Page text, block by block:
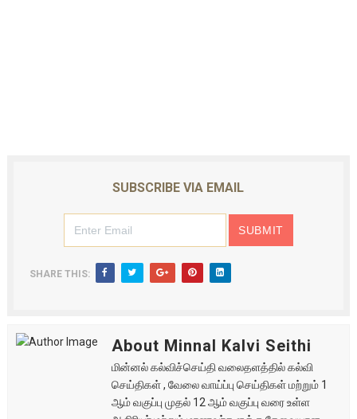
SUBSCRIBE VIA EMAIL
SHARE THIS:
About Minnal Kalvi Seithi
மின்னல் கல்விச்செய்தி வலைதளத்தில் கல்வி
செய்திகள் , வேலை வாய்ப்பு செய்திகள் மற்றும் 1
ஆம் வகுப்பு முதல் 12 ஆம் வகுப்பு வரை உள்ள